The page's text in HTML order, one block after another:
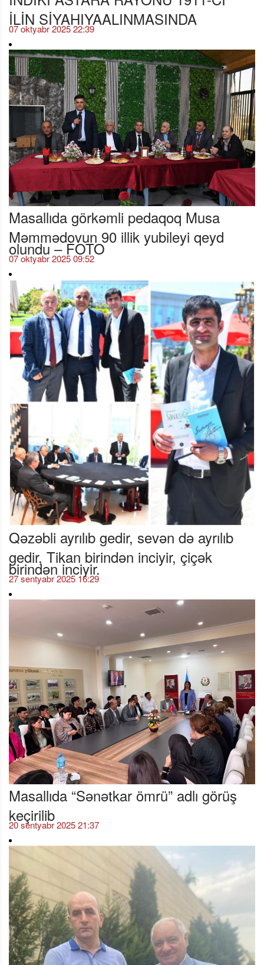
İLİN SİYAHIYAALINMASINDA
07 oktyabr 2025 22:39
Masallıda görkəmli pedaqoq Musa
Məmmədovun 90 illik yubileyi qeyd
olundu – FOTO
07 oktyabr 2025 09:52
Qəzəbli ayrılıb gedir, sevən də ayrılıb
gedir, Tikan birindən inciyir, çiçək
birindən inciyir.
27 sentyabr 2025 16:29
Masallıda “Sənətkar ömrü” adlı görüş
keçirilib
20 sentyabr 2025 21:37